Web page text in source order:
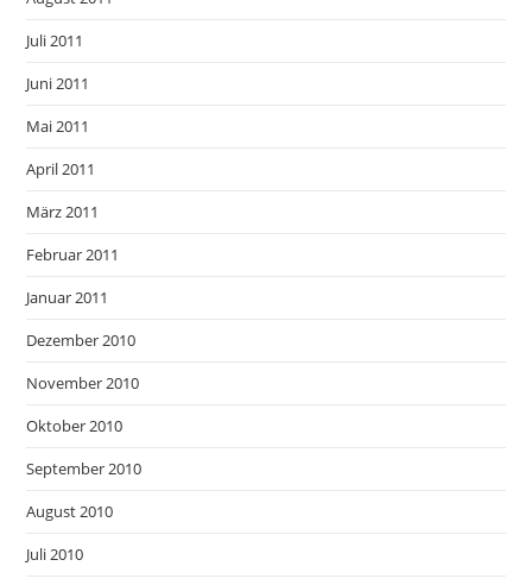
Juli 2011
Juni 2011
Mai 2011
April 2011
März 2011
Februar 2011
Januar 2011
Dezember 2010
November 2010
Oktober 2010
September 2010
August 2010
Juli 2010